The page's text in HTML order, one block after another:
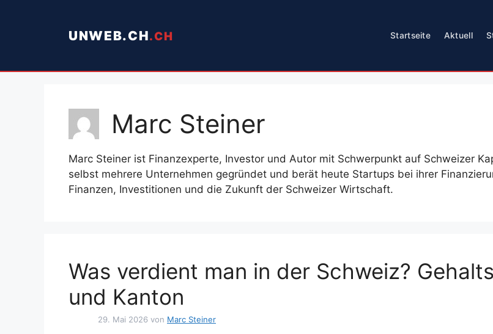
UNWEB.CH Startseite Aktuell
Marc Steiner
Marc Steiner ist Finanzexperte, Investor und Autor mit Schwerpunkt auf Schweizer
selbst mehrere Unternehmen gegründet und berät heute Startups bei ihrer
Finanzen, Investitionen und die Zukunft der Schweizer Wirtschaft.
Was verdient man in der Schweiz?
und Kanton
29. Mai 2026 von Marc Steiner